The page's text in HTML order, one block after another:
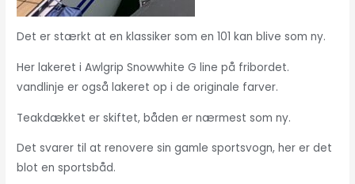
Det er stærkt at en klassiker som en 101 kan blive som ny.
Her lakeret i Awlgrip Snowwhite G line på fribordet.
vandlinje er også lakeret op i de originale farver.
Teakdækket er skiftet, båden er nærmest som ny.
Det svarer til at renovere sin gamle sportsvogn, her er det
blot en sportsbåd.